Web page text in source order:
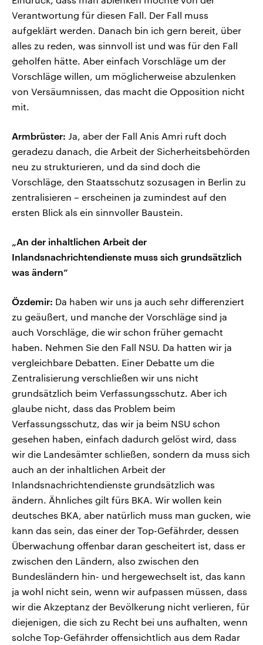
Verantwortung für diesen Fall. Der Fall muss
aufgeklärt werden. Danach bin ich gern bereit, über
alles zu reden, was sinnvoll ist und was für den Fall
geholfen hätte. Aber einfach Vorschläge um der
Vorschläge willen, um möglicherweise abzulenken
von Versäumnissen, das macht die Opposition nicht
mit.
Armbrüster: Ja, aber der Fall Anis Amri ruft doch
geradezu danach, die Arbeit der Sicherheitsbehörden
neu zu strukturieren, und da sind doch die
Vorschläge, den Staatsschutz sozusagen in Berlin zu
zentralisieren – erscheinen ja zumindest auf den
ersten Blick als ein sinnvoller Baustein.
„An der inhaltlichen Arbeit der
Inlandsnachrichtendienste muss sich grundsätzlich
was ändern“
Özdemir: Da haben wir uns ja auch sehr differenziert
zu geäußert, und manche der Vorschläge sind ja
auch Vorschläge, die wir schon früher gemacht
haben. Nehmen Sie den Fall NSU. Da hatten wir ja
vergleichbare Debatten. Einer Debatte um die
Zentralisierung verschließen wir uns nicht
grundsätzlich beim Verfassungsschutz. Aber ich
glaube nicht, dass das Problem beim
Verfassungsschutz, das wir ja beim NSU schon
gesehen haben, einfach dadurch gelöst wird, dass
wir die Landesämter schließen, sondern da muss sich
auch an der inhaltlichen Arbeit der
Inlandsnachrichtendienste grundsätzlich was
ändern. Ähnliches gilt fürs BKA. Wir wollen kein
deutsches BKA, aber natürlich muss man gucken, wie
kann das sein, das einer der Top-Gefährder, dessen
Überwachung offenbar daran gescheitert ist, dass er
zwischen den Ländern, also zwischen den
Bundesländern hin- und hergewechselt ist, das kann
ja wohl nicht sein, wenn wir aufpassen müssen, dass
wir die Akzeptanz der Bevölkerung nicht verlieren, für
diejenigen, die sich zu Recht bei uns aufhalten, wenn
solche Top-Gefährder offensichtlich aus dem Radar